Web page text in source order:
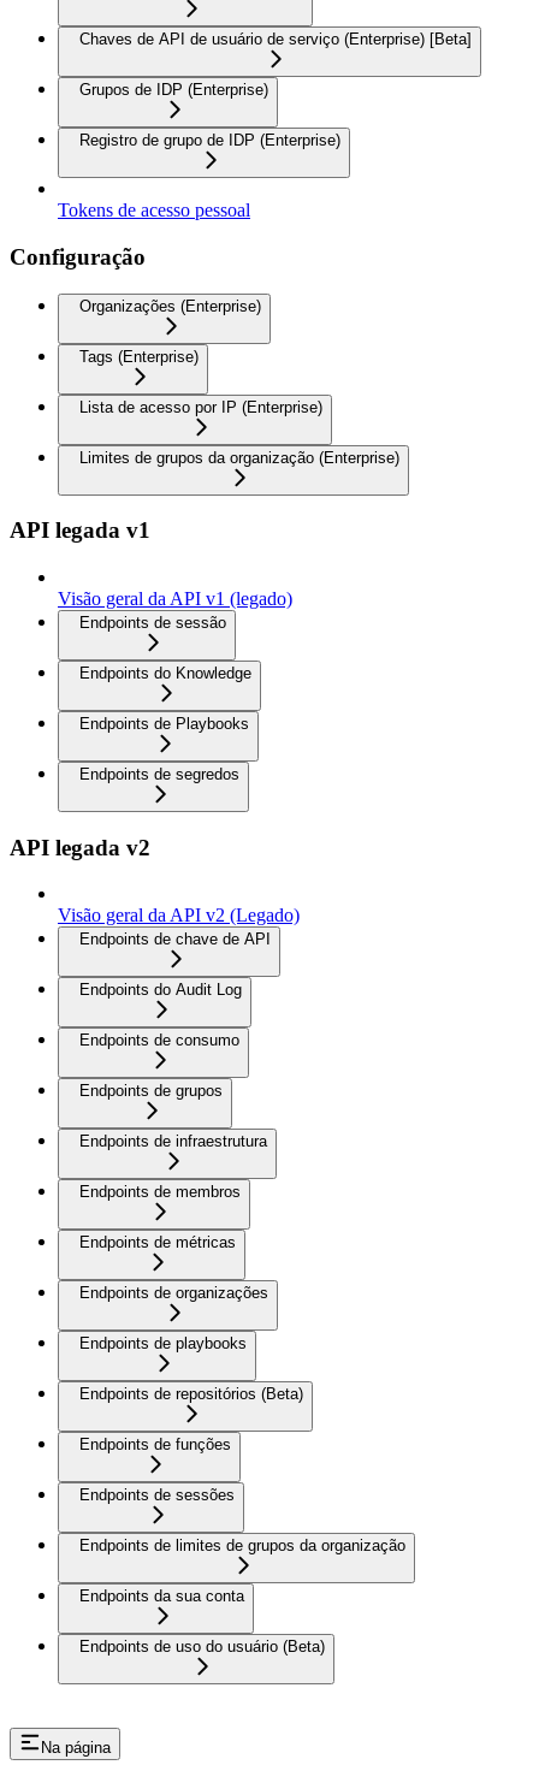
Chaves de API de usuário de serviço (Enterprise) [Beta]
Grupos de IDP (Enterprise)
Registro de grupo de IDP (Enterprise)
Tokens de acesso pessoal
Configuração
Organizações (Enterprise)
Tags (Enterprise)
Lista de acesso por IP (Enterprise)
Limites de grupos da organização (Enterprise)
API legada v1
Visão geral da API v1 (legado)
Endpoints de sessão
Endpoints do Knowledge
Endpoints de Playbooks
Endpoints de segredos
API legada v2
Visão geral da API v2 (Legado)
Endpoints de chave de API
Endpoints do Audit Log
Endpoints de consumo
Endpoints de grupos
Endpoints de infraestrutura
Endpoints de membros
Endpoints de métricas
Endpoints de organizações
Endpoints de playbooks
Endpoints de repositórios (Beta)
Endpoints de funções
Endpoints de sessões
Endpoints de limites de grupos da organização
Endpoints da sua conta
Endpoints de uso do usuário (Beta)
Na página